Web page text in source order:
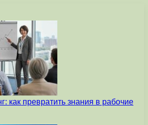
как превратить знания в рабочие